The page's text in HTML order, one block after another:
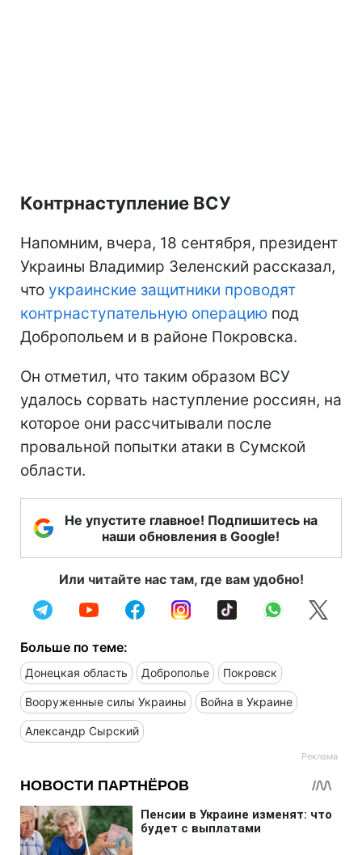
Контрнаступление ВСУ
Напомним, вчера, 18 сентября, президент
Украины Владимир Зеленский рассказал,
что украинские защитники проводят
контрнаступательную операцию под
Добропольем и в районе Покровска.
Он отметил, что таким образом ВСУ
удалось сорвать наступление россиян, на
которое они рассчитывали после
провальной попытки атаки в Сумской
области.
Не упустите главное! Подпишитесь на
наши обновления в Google!
Или читайте нас там, где вам удобно!
Больше по теме:
Донецкая область Доброполье Покровск
Вооруженные силы Украины Война в Украине
Александр Сырский